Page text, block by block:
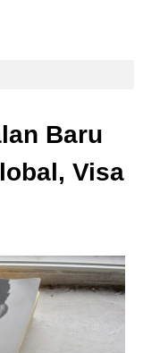
Baru
Visa